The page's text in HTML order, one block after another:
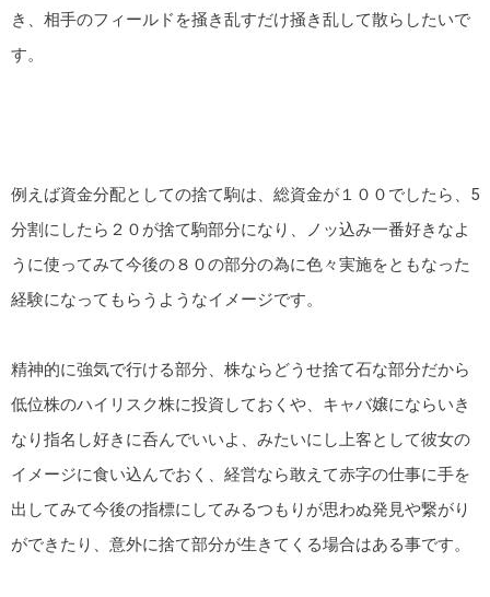
き、相手のフィールドを掻き乱すだけ掻き乱して散らしたいで
す。
例えば資金分配としての捨て駒は、総資金が１００でしたら、5
分割にしたら２０が捨て駒部分になり、ノッ込み一番好きなよ
うに使ってみて今後の８０の部分の為に色々実施をともなった
経験になってもらうようなイメージです。
精神的に強気で行ける部分、株ならどうせ捨て石な部分だから
低位株のハイリスク株に投資しておくや、キャバ嬢にならいき
なり指名し好きに呑んでいいよ、みたいにし上客として彼女の
イメージに食い込んでおく、経営なら敢えて赤字の仕事に手を
出してみて今後の指標にしてみるつもりが思わぬ発見や繋がり
ができたり、意外に捨て部分が生きてくる場合はある事です。